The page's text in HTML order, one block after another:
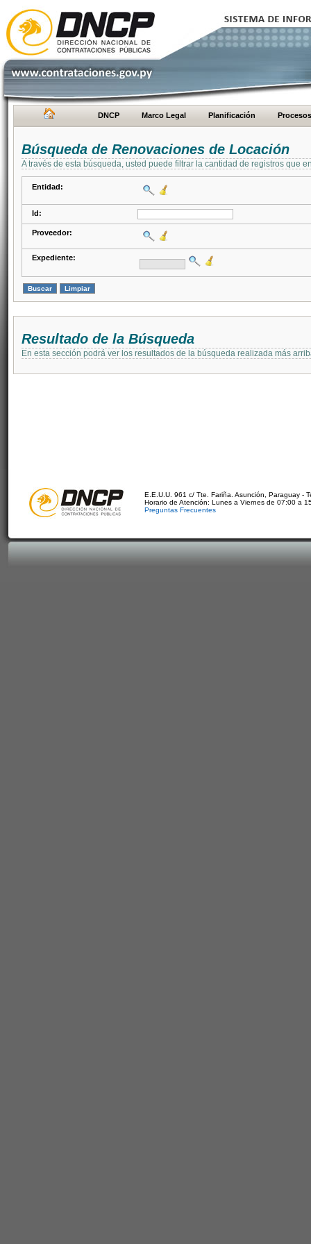
DNCP Marco Legal Planificación Procesos
Búsqueda de Renovaciones de Locación
A través de esta búsqueda, usted puede filtrar la cantidad de registros que
Entidad:
Id:
Proveedor:
Expediente:
Resultado de la Búsqueda
En esta sección podrá ver los resultados de la búsqueda realizada más
E.E.U.U. 961 c/ Tte. Fariña. Asunción, Paraguay -
Horario de Atención: Lunes a Viernes de 07:00 a
Preguntas Frecuentes